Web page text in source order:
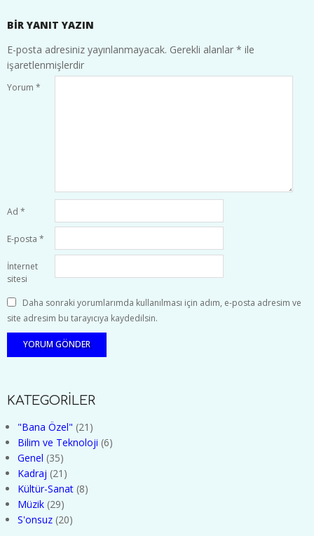
BIR YANIT YAZIN
E-posta adresiniz yayınlanmayacak. Gerekli alanlar * ile
işaretlenmişlerdir
Yorum *
Ad *
E-posta *
İnternet
sitesi
Daha sonraki yorumlarımda kullanılması için adım, e-posta adresim ve
site adresim bu tarayıcıya kaydedilsin.
KATEGORİLER
"Bana Özel" (21)
Bilim ve Teknoloji (6)
Genel (35)
Kadraj (21)
Kültür-Sanat (8)
Müzik (29)
S'onsuz (20)